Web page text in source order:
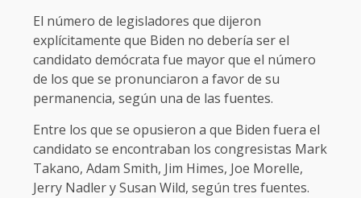
El número de legisladores que dijeron
explícitamente que Biden no debería ser el
candidato demócrata fue mayor que el número
de los que se pronunciaron a favor de su
permanencia, según una de las fuentes.
Entre los que se opusieron a que Biden fuera el
candidato se encontraban los congresistas Mark
Takano, Adam Smith, Jim Himes, Joe Morelle,
Jerry Nadler y Susan Wild, según tres fuentes.